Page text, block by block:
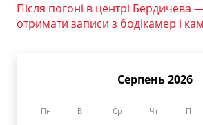
Після погоні в центрі Бердичева
отримати записи з бодікамер і
Серпень 2026
Пн Вт Ср Чт Пт